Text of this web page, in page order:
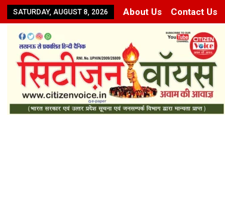
SATURDAY, AUGUST 8, 2026 About Us Contact Us